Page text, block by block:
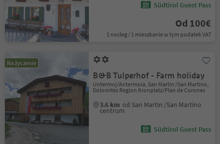
Südtirol Guest Pass
Od 100€
1 nocleg / 1 mieszkanie w tym podatek VAT
Na życzenie
B&B Tulperhof - Farm holiday
Untermoj/Antermoia, San Martin /San Martino,
Dolomites Region Kronplatz/Plan de Corones
3.6 km od San Martin /San Martino
centrum
Südtirol Guest Pass